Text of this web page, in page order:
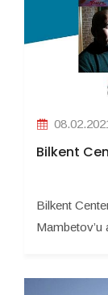
Bilkent
Bilkent
Mambetov’u